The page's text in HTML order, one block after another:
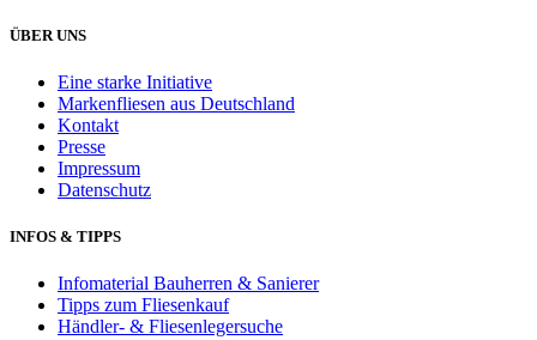
ÜBER UNS
Eine starke Initiative
Markenfliesen aus Deutschland
Kontakt
Presse
Impressum
Datenschutz
INFOS & TIPPS
Infomaterial Bauherren & Sanierer
Tipps zum Fliesenkauf
Händler- & Fliesenlegersuche